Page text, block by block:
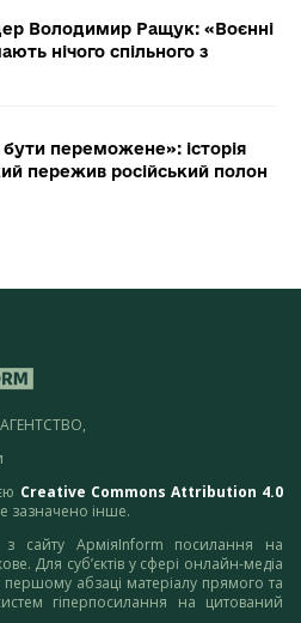
Володимир Ращук: «Воєнні
нічого спільного з
переможене»: історія
пережив російський полон
Creative Commons Attribution 4.0
зазначено інше.
з сайту АрміяInform посилання на
Для суб’єктів у сфері онлайн-медіа
абзаці матеріалу прямого та
гіперпосилання на цитований